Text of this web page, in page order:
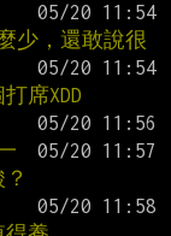
少，還敢說很
席XDD